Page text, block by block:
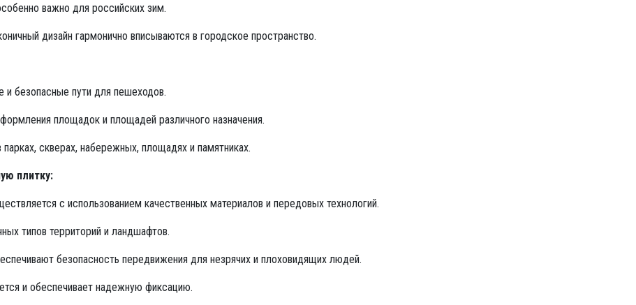
важно для российских зим.
дизайн гармонично вписываются в городское пространство.
и безопасные пути для пешеходов.
площадок и площадей различного назначения.
парках, скверах, набережных, площадях и памятниках.
плитку:
с использованием качественных материалов и передовых технологий.
типов территорий и ландшафтов.
безопасность передвижения для незрячих и плоховидящих людей.
и обеспечивает надежную фиксацию.